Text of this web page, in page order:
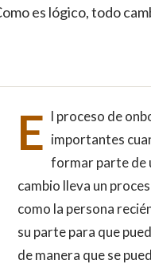
es lógico, todo
E l proceso de
importantes
formar parte de
cambio lleva un
como la persona
su parte para que
de manera que se